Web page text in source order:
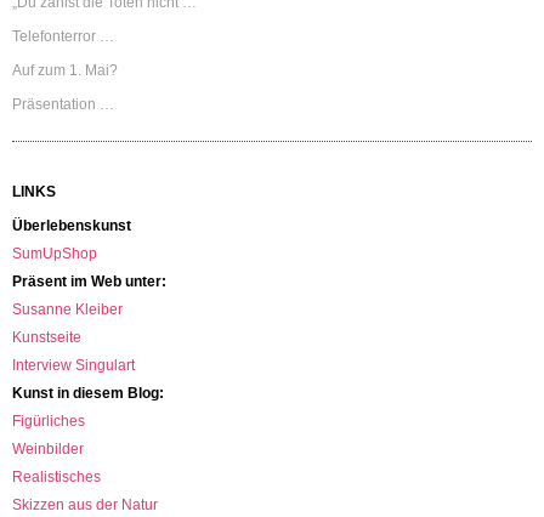
Telefonterror …
Auf zum 1. Mai?
Präsentation …
LINKS
Überlebenskunst
SumUpShop
Präsent im Web unter:
Susanne Kleiber
Kunstseite
Interview Singulart
Kunst in diesem Blog:
Figürliches
Weinbilder
Realistisches
Skizzen aus der Natur